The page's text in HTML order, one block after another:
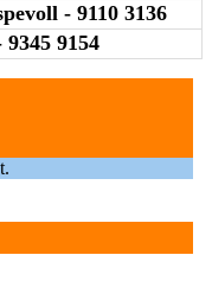
- 9110 3136
9154